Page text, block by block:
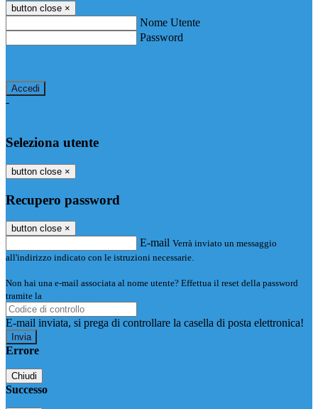
button close ×
Nome Utente
Password
-
Seleziona utente
button close ×
Recupero password
button close ×
E-mail Verrà inviato un messaggio
all'indirizzo indicato con le istruzioni necessarie.
Non hai una e-mail associata al nome utente? Effettua il reset della password
tramite la
E-mail inviata, si prega di controllare la casella di posta elettronica!
Errore
Chiudi
Successo